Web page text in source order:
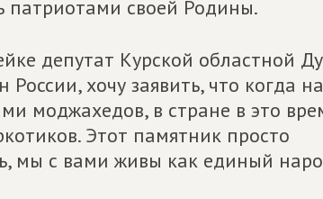
патриотами своей Родины.
депутат Курской областной
хочу заявить, что когда
моджахедов, в стране в это
Этот памятник просто
мы с вами живы как единый